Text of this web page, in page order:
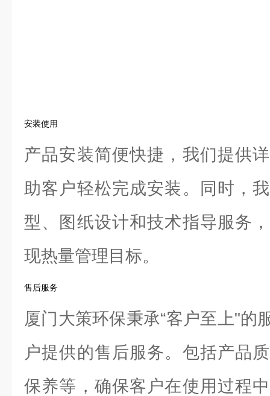
安装使用
产品安装简便快捷，我们提供
助客户轻松完成安装。同时，
型、图纸设计和技术指导服务
现热量管理目标。
售后服务
厦门大策环保秉承“客户至上"的
户提供的售后服务。包括产品
保养等，确保客户在使用过程